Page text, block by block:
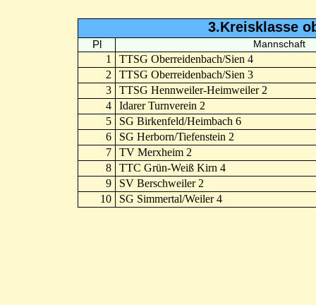
3.Kreisklasse
Pl Mannschaft
1
TTSG Oberreidenbach/Sien 4
2
TTSG Oberreidenbach/Sien 3
3
TTSG Hennweiler-Heimweiler 2
4
Idarer Turnverein 2
5
SG Birkenfeld/Heimbach 6
6
SG Herborn/Tiefenstein 2
7
TV Merxheim 2
8
TTC Grün-Weiß Kirn 4
9
SV Berschweiler 2
10
SG Simmertal/Weiler 4